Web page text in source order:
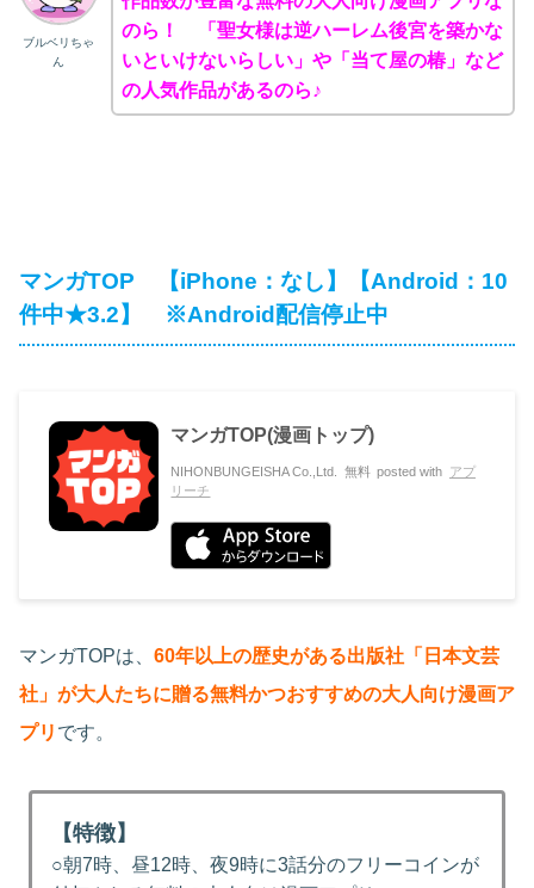
ブルベリちゃ
ん
のら！ 「聖女様は逆ハーレム後宮を築かな
いといけないらしい」や「当て屋の椿」など
の人気作品があるのら♪
マンガTOP 【iPhone：なし】【Android：10
件中★3.2】 ※Android配信停止中
マンガTOP(漫画トップ)
NIHONBUNGEISHA Co.,Ltd. 無料 posted with アプ
リーチ
マンガTOPは、 60年以上の歴史がある出版社「日本文芸
社」が大人たちに贈る無料かつおすすめの大人向け漫画ア
プリ です。
【特徴】
○朝7時、昼12時、夜9時に3話分のフリーコインが